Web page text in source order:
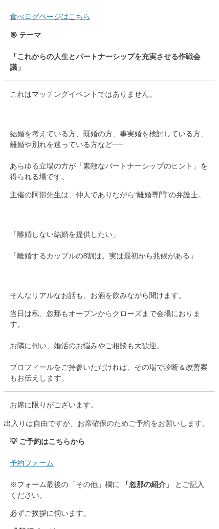
食べログページはこちら
🎯 テーマ
「これからの人生とパートナーシップを充実させる作戦会
議」
これはマッチングイベントではありません。
結婚を考えている方、既婚の方、事実婚を検討している方、
離婚や別れを迷っている方など──
あらゆる立場の方が「素敵なパートナーシップのヒント」を
得られる場です。
主催の阿部先生は、仲人でありながら“離婚専門”の弁護士。
「離婚しない結婚を提供したい」
「離婚するカップルの8割は、実は最初から兆候がある」
そんなリアルなお話も、お酒を飲みながら聞けます。
当日は私、忽那もオープンからクローズまで会場におりま
す。
お隣に伺い、婚活のお悩みやご相談も大歓迎。
プロフィールをご持参いただければ、その場で診断＆改善案
もお伝えします。
お席に限りがございます。
出入りは自由ですが、お席確保のためご予約をお願いします。
💡 ご予約はこちらから
予約フォーム
※フォーム最後の「その他」欄に 「忽那の紹介」
とご記入
ください。
必ずご挨拶に伺います。